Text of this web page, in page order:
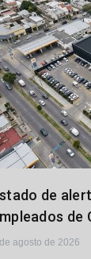
de
de
agosto de 2026